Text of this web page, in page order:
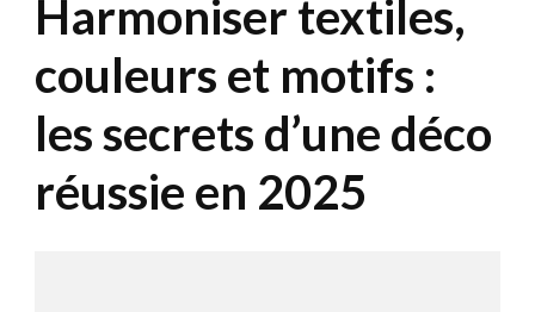
Harmoniser textiles,
couleurs et motifs :
les secrets d’une déco
réussie en 2025